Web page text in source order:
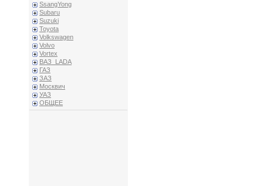
SsangYong
Subaru
Suzuki
Toyota
Volkswagen
Volvo
Vortex
ВАЗ_LADA
ГАЗ
ЗАЗ
Москвич
УАЗ
ОБЩЕЕ